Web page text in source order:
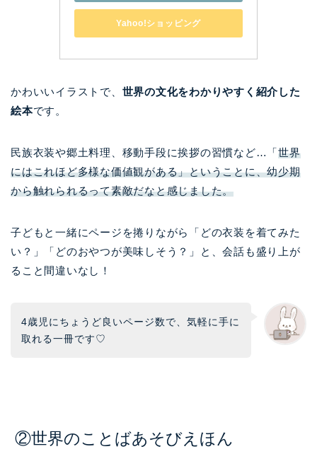
Yahoo!ショッピング
かわいいイラストで、 世界の文化をわかりやすく紹介した
絵本です。
民族衣装や郷土料理、移動手段に挨拶の習慣など…「世界
にはこれほど多様な価値観がある」ということに、幼少期
から触れられるって素敵だなと感じました。
子どもと一緒にページを捲りながら「どの衣装を着てみた
い？」「どのおやつが美味しそう？」と、会話も盛り上が
ること間違いなし！
4歳児にちょうど良いページ数で、気軽に手に
取れる一冊です♡
②世界のことばあそびえほん